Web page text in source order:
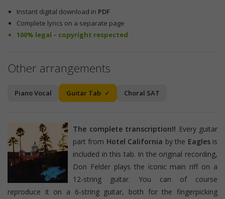
Instant digital download in PDF
Complete lyrics on a separate page
100% legal – copyright respected
Other arrangements
Piano Vocal Guitar Tab Choral SAT
The complete transcription!! Every guitar
part from Hotel California by the Eaglesis
included in this tab. In the original recording,
Don Felder plays the iconic main riff on a
12-string guitar. You can of course
reproduce it on a 6-string guitar, both for the fingerpicking